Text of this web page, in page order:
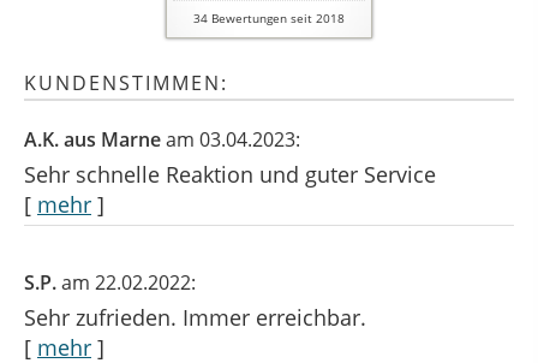
34 Bewertungen seit 2018
KUNDENSTIMMEN:
A.K. aus Marneam 03.04.2023:
Sehr schnelle Reaktion und guter Service
[ mehr ]
S.P.am 22.02.2022:
Sehr zufrieden. Immer erreichbar.
[ mehr ]